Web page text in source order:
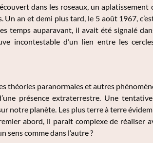
dans les roseaux, un aplatissement
an et demi plus tard, le 5 août 1967,
temps auparavant, il avait été signalé
incontestable d’un lien entre les
théories paranormales et autres
présence extraterrestre. Une
notre planète. Les plus terre à terre
abord, il parait complexe de réaliser
sens comme dans l’autre ?